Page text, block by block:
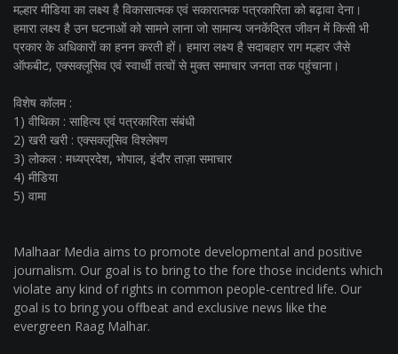
मल्हार मीडिया का लक्ष्य है विकासात्मक एवं सकारात्मक पत्रकारिता को बढ़ावा देना।
हमारा लक्ष्य है उन घटनाओं को सामने लाना जो सामान्य जनकेंद्रित जीवन में किसी भी
प्रकार के अधिकारों का हनन करती हों। हमारा लक्ष्य है सदाबहार राग मल्हार जैसे
ऑफबीट, एक्सक्लूसिव एवं स्वार्थी तत्वों से मुक्त समाचार जनता तक पहुंचाना।
विशेष कॉलम :
1) वीथिका : साहित्य एवं पत्रकारिता संबंधी
2) खरी खरी : एक्सक्लूसिव विश्लेषण
3) लोकल : मध्यप्रदेश, भोपाल, इंदौर ताज़ा समाचार
4) मीडिया
5) वामा
Malhaar Media aims to promote developmental and positive
journalism. Our goal is to bring to the fore those incidents which
violate any kind of rights in common people-centred life. Our
goal is to bring you offbeat and exclusive news like the
evergreen Raag Malhar.